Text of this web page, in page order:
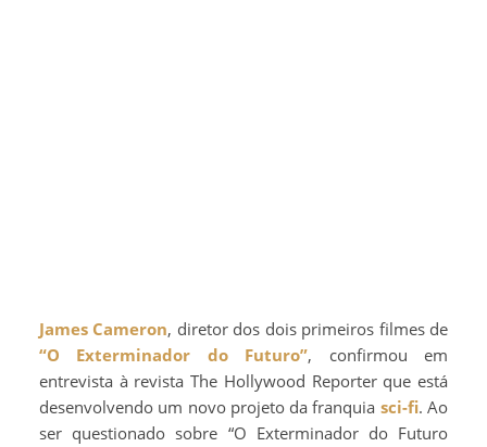
James Cameron, diretor dos dois primeiros filmes de
“O Exterminador do Futuro”, confirmou em
entrevista à revista The Hollywood Reporter que está
desenvolvendo um novo projeto da franquia sci-fi. Ao
ser questionado sobre “O Exterminador do Futuro